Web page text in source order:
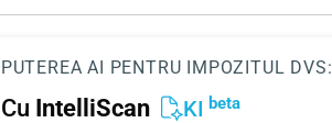
PUTEREA AI PENTRU IMPOZITUL DVS:
Cu IntelliScan KI beta